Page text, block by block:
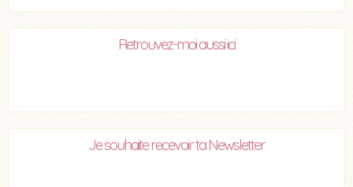
Retrouvez-moi aussi ici
Je souhaite recevoir ta Newsletter